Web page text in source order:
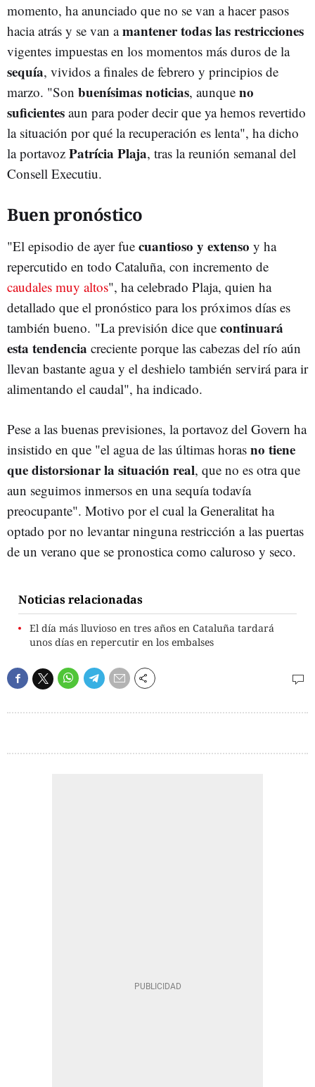
momento, ha anunciado que no se van a hacer pasos
hacia atrás y se van amantener todas las restricciones
vigentes impuestas en los momentos más duros de la
sequía, vividos a finales de febrero y principios de
marzo. "Son buenísimas noticias, aunque no
suficientes aun para poder decir que ya hemos revertido
la situación por qué la recuperación es lenta", ha dicho
la portavoz Patrícia Plaja, tras la reunión semanal del
Consell Executiu.
Buen pronóstico
"El episodio de ayer fue cuantioso y extenso y ha
repercutido en todo Cataluña, con incremento de
caudales muy altos", ha celebrado Plaja, quien ha
detallado que el pronóstico para los próximos días es
también bueno. "La previsión dice que continuará
esta tendencia creciente porque las cabezas del río aún
llevan bastante agua y el deshielo también servirá para ir
alimentando el caudal", ha indicado.
Pese a las buenas previsiones, la portavoz del Govern ha
insistido en que "el agua de las últimas horas no tiene
que distorsionar la situación real, que no es otra que
aun seguimos inmersos en una sequía todavía
preocupante". Motivo por el cual la Generalitat ha
optado por no levantar ninguna restricción a las puertas
de un verano que se pronostica como caluroso y seco.
Noticias relacionadas
El día más lluvioso en tres años en Cataluña tardará
unos días en repercutir en los embalses